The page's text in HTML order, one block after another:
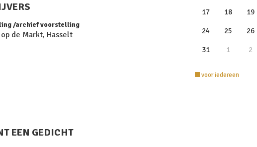
archief voorstelling
de Markt, Hasselt
EEN GEDICHT
17 18 19
24 25 26
31 1 2
voor iedereen